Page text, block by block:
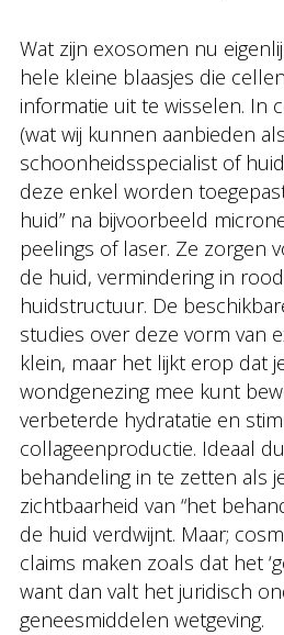
Wat zijn exosomen nu
hele kleine blaasjes die
informatie uit te wisselen. In
(wat wij kunnen aanbieden als
schoonheidsspecialist of
deze enkel worden
huid” na bijvoorbeeld
peelings of laser. Ze zorgen
de huid, vermindering in
huidstructuur. De
studies over deze vorm van
klein, maar het lijkt erop dat
wondgenezing mee kunt
verbeterde hydratatie en
collageenproductie. Ideaal
behandeling in te zetten als
zichtbaarheid van “het
de huid verdwijnt. Maar;
claims maken zoals dat het
want dan valt het juridisch
geneesmiddelen wetgeving.